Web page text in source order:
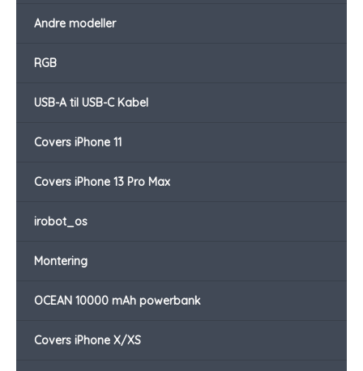
Andre modeller
RGB
USB-A til USB-C Kabel
Covers iPhone 11
Covers iPhone 13 Pro Max
irobot_os
Montering
OCEAN 10000 mAh powerbank
Covers iPhone X/XS